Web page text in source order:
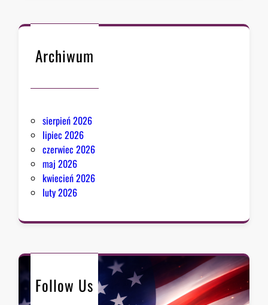
Archiwum
sierpień 2026
lipiec 2026
czerwiec 2026
maj 2026
kwiecień 2026
luty 2026
Follow Us